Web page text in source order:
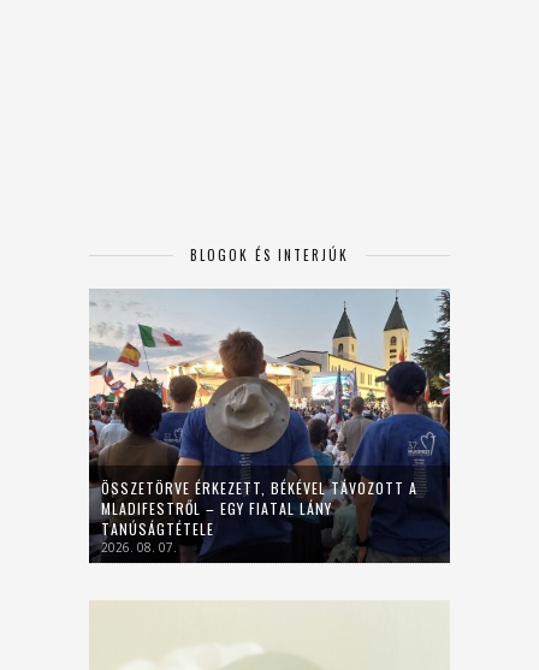
BLOGOK ÉS INTERJÚK
ÖSSZETÖRVE ÉRKEZETT, BÉKÉVEL TÁVOZOTT A
MLADIFESTRŐL – EGY FIATAL LÁNY
TANÚSÁGTÉTELE
2026. 08. 07.